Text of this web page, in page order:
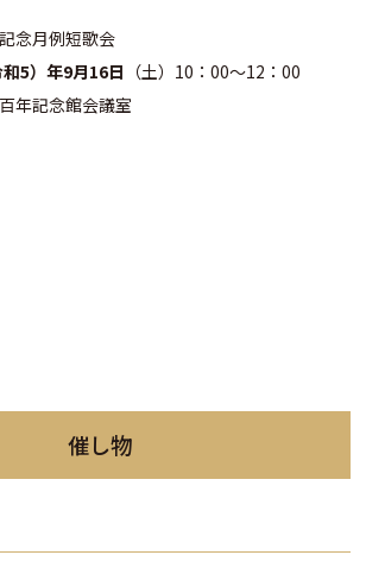
月例短歌会
5）年9月16日
（土）10：00～12：00
記念館会議室
催し物